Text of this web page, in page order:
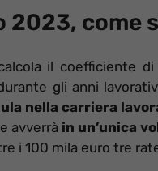
2023, come
il coefficiente di
gli anni
nella carriera
avverrà in un’unica
i 100 mila euro tre